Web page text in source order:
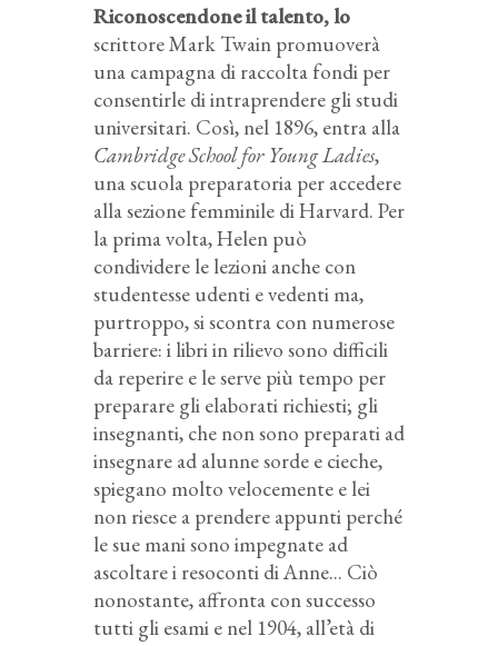
Riconoscendone il talento, lo
scrittore Mark Twain promuoverà
una campagna di raccolta fondi per
consentirle di intraprendere gli studi
universitari. Così, nel 1896, entra alla
Cambridge School for Young Ladies,
una scuola preparatoria per accedere
alla sezione femminile di Harvard. Per
la prima volta, Helen può
condividere le lezioni anche con
studentesse udenti e vedenti ma,
purtroppo, si scontra con numerose
barriere: i libri in rilievo sono difficili
da reperire e le serve più tempo per
preparare gli elaborati richiesti; gli
insegnanti, che non sono preparati ad
insegnare ad alunne sorde e cieche,
spiegano molto velocemente e lei
non riesce a prendere appunti perché
le sue mani sono impegnate ad
ascoltare i resoconti di Anne... Ciò
nonostante, affronta con successo
tutti gli esami e nel 1904, all’età di